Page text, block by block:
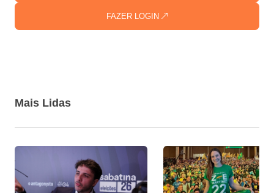
FAZER LOGIN
Mais Lidas